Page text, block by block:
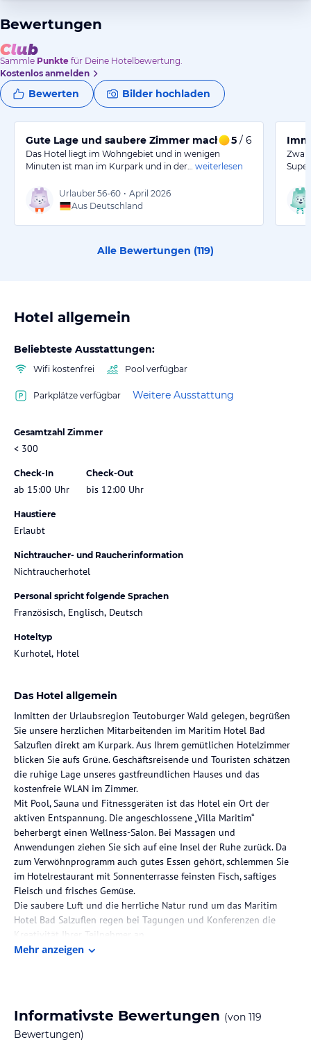
Bewertungen
Sammle Punkte für Deine Hotelbewertung.
Kostenlos anmelden
Bewerten Bilder hochladen
Gute Lage und saubere Zimmer machen den
5 / 6
Das Hotel liegt im Wohngebiet und in wenigen
Minuten ist man im Kurpark und in der…
weiterlesen
Urlauber56-60 • April 2026
Aus Deutschland
Zwar
Alle Bewertungen (119)
Hotel allgemein
Beliebteste Ausstattungen:
Wifi kostenfrei Pool verfügbar
Parkplätze verfügbar Weitere Ausstattung
Gesamtzahl Zimmer
< 300
Check-In
ab 15:00 Uhr
Check-Out
bis 12:00 Uhr
Haustiere
Erlaubt
Nichtraucher- und Raucherinformation
Nichtraucherhotel
Personal spricht folgende Sprachen
Französisch, Englisch, Deutsch
Hoteltyp
Kurhotel, Hotel
Das Hotel allgemein
Inmitten der Urlaubsregion Teutoburger Wald gelegen, begrüßen
Sie unsere herzlichen Mitarbeitenden im Maritim Hotel Bad
Salzuflen direkt am Kurpark. Aus Ihrem gemütlichen Hotelzimmer
blicken Sie aufs Grüne. Geschäftsreisende und Touristen schätzen
die ruhige Lage unseres gastfreundlichen Hauses und das
kostenfreie WLAN im Zimmer.
Mit Pool, Sauna und Fitnessgeräten ist das Hotel ein Ort der
aktiven Entspannung. Die angeschlossene „Villa Maritim“
beherbergt einen Wellness-Salon. Bei Massagen und
Anwendungen ziehen Sie sich auf eine Insel der Ruhe zurück. Da
zum Verwöhnprogramm auch gutes Essen gehört, schlemmen Sie
im Hotelrestaurant mit Sonnenterrasse feinsten Fisch, saftiges
Fleisch und frisches Gemüse.
Die saubere Luft und die herrliche Natur rund um das Maritim
Hotel Bad Salzuflen regen bei Tagungen und Konferenzen die
Kreativität Ihrer Teilnehmer an.
Der Kurort Bad Salzuflen steht für Sole, Salz und Lebenslust und
Ballast abwerfen und Kraft tanken mit Luft und Wasser wie am
Meer – das Maritim Hotel Bad Salzuflen freut sich auf Sie.
Mehr anzeigen
Informativste Bewertungen (von 119
Bewertungen)